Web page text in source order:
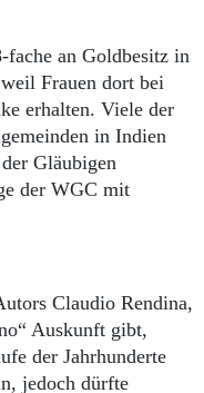
fache an Goldbesitz in
Frauen dort bei
erhalten. Viele der
in Indien
Gläubigen
der WGC mit
Claudio Rendina,
Auskunft gibt,
der Jahrhunderte
jedoch dürfte